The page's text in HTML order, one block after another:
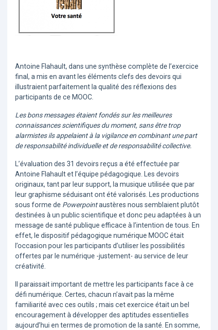
Antoine Flahault, dans une synthèse complète de l’exercice
final, a mis en avant les éléments clefs des devoirs qui
illustraient parfaitement la qualité des réflexions des
participants de ce MOOC.
Les bons messages étaient fondés sur les meilleures
connaissances scientifiques du moment, sans être trop
alarmistes ils appelaient à la vigilance en combinant une part
de responsabilité individuelle et de responsabilité collective.
L’évaluation des 31 devoirs reçus a été effectuée par
Antoine Flahault et l’équipe pédagogique. Les devoirs
originaux, tant par leur support, la musique utilisée que par
leur graphisme séduisant ont été valorisés. Les productions
sous forme de Powerpointaustères nous semblaient plutôt
destinées à un public scientifique et donc peu adaptées à un
message de santé publique efficace à l’intention de tous. En
effet, le dispositif pédagogique numérique MOOC était
l’occasion pour les participants d’utiliser les possibilités
offertes par le numérique -justement- au service de leur
créativité.
Il paraissait important de mettre les participants face à ce
défi numérique. Certes, chacun n’avait pas la même
familiarité avec ces outils ; mais cet exercice était un bel
encouragement à développer des aptitudes essentielles
aujourd’hui en termes de promotion de la santé. En somme,